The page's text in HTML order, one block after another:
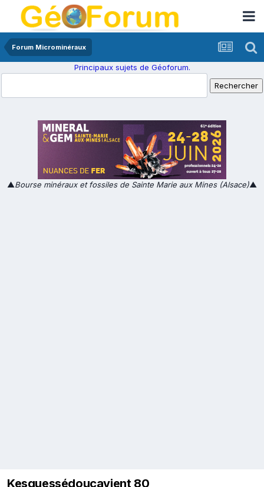
Forum Microminéraux
Principaux sujets de Géoforum.
▲Bourse minéraux et fossiles de Sainte Marie aux Mines (Alsace)▲
Kesquessédouçavient 80